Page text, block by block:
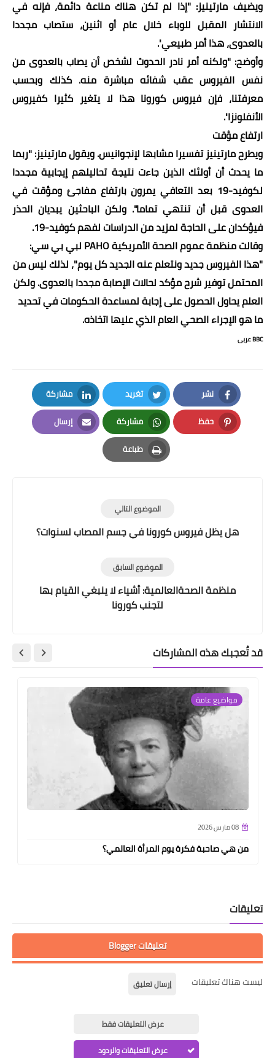
ويضيف مارتينيز: "إذا لم تكن هناك مناعة دائمة، فإنه في
الانتشار المقبل للوباء خلال عام أو اثنين، ستصاب مجددا
بالعدوى، هذا أمر طبيعي".
وأوضح: "ولكنه أمر نادر الحدوث لشخص أن يصاب بالعدوى من
نفس الفيروس عقب شفائه مباشرة منه. كذلك وبحسب
معرفتنا، فإن فيروس كورونا هذا لا يتغير كثيرا كفيروس
الأنفلونزا".
ارتفاع مؤقت
ويطرح مارتينيز تفسيرا مشابها لإنجوانيس. ويقول مارتينيز: "ربما
ما يحدث أن أولئك الذين جاءت نتيجة تحاليلهم إيجابية مجددا
لكوفيد-19 بعد التعافي يمرون بارتفاع مفاجئ ومؤقت في
العدوى قبل أن تنتهي تماما". ولكن الباحثين يبديان الحذر
فيؤكدان على الحاجة لمزيد من الدراسات لفهم كوفيد-19
.
وقالت منظمة عموم الصحة الأمريكية
لبي بي سي:
"هذا الفيروس جديد ونتعلم عنه الجديد كل يوم"، لذلك ليس من
المحتمل توفير شرح مؤكد لحالات الإصابة مجددا بالعدوى. ولكن
العلم يحاول الحصول على إجابة لمساعدة الحكومات في تحديد
ما هو الإجراء الصحي العام الذي عليها اتخاذه.
BBC عربى
نشر
Facebook
تغريد
Twitter
مشاركة
LinkedIn
حفظ
Pinterest
مشاركة
Whatsapp
إرسال
Email
طباعة
Print
الموضوع التالي
هل يظل فيروس كورونا في جسم المصاب لسنوات؟
الموضوع السابق
منظمة الصحةالعالمية: أشياء لا ينبغي القيام بها
لتجنب كورونا
قد تُعجبك هذه المشاركات
مواضيع عامة
08 مارس 2026
من هي صاحبة فكرة يوم المرأة العالمي؟
تعليقات
تعليقات Blogger
ليست هناك تعليقات إرسال تعليق
عرض التعليقات فقط
عرض التعليقات والردود